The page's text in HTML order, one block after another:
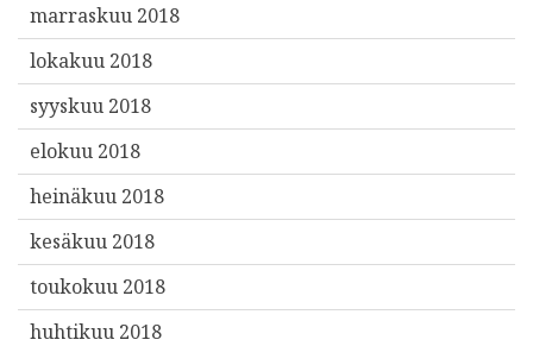
marraskuu 2018
lokakuu 2018
syyskuu 2018
elokuu 2018
heinäkuu 2018
kesäkuu 2018
toukokuu 2018
huhtikuu 2018